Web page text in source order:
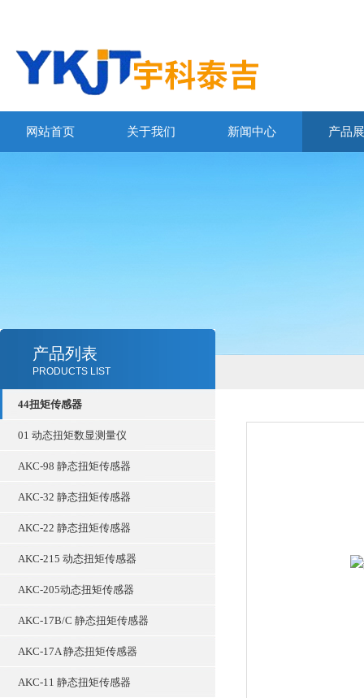
网站首页 关于我们 新闻中心 产品
产品列表
PRODUCTS LIST
44扭矩传感器
01 动态扭矩数显测量仪
AKC-98 静态扭矩传感器
AKC-32 静态扭矩传感器
AKC-22 静态扭矩传感器
AKC-215 动态扭矩传感器
AKC-205动态扭矩传感器
AKC-17B/C 静态扭矩传感器
AKC-17A 静态扭矩传感器
AKC-11 静态扭矩传感器